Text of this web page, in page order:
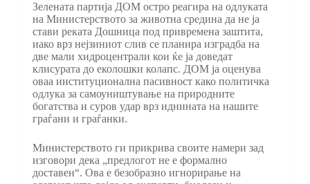
Зелената партија ДОМ остро реагира на одлуката
на Министерството за животна средина да не ја
стави реката Дошница под привремена заштита,
иако врз нејзиниот слив се планира изградба на
две мали хидроцентрали кои ќе ја доведат
клисурата до еколошки колапс. ДОМ ја оценува
оваа институционална пасивност како политичка
одлука за самоуништување на природните
богатства и суров удар врз иднината на нашите
граѓани и граѓанки.
Министерството ги прикрива своите намери зад
изговори дека „предлогот не е формално
доставен“. Ова е безобразно игнорирање на